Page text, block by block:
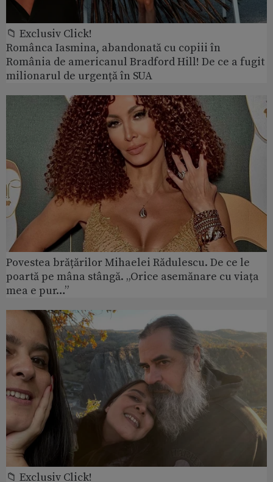
📁 Exclusiv Click!
Românca Iasmina, abandonată cu copiii în
România de americanul Bradford Hill! De ce a fugit
milionarul de urgență în SUA
Povestea brățărilor Mihaelei Rădulescu. De ce le
poartă pe mâna stângă. „Orice asemănare cu viața
mea e pur…”
📁 Exclusiv Click!